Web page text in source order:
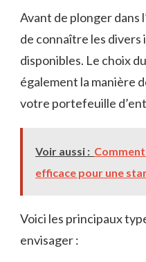
Avant de plonger dans
de connaître les divers
disponibles. Le choix
également la manière
votre portefeuille
Voir aussi :
efficace pour une
Voici les principaux
envisager :